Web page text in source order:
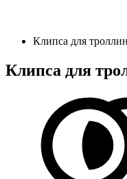
Клипса для
Клипса для